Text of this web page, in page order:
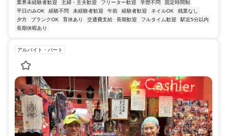
業界未経験者歓迎 主婦・主夫歓迎 フリーター歓迎 学歴不問
固定時間制
平日のみOK
経験不問 未経験者歓迎 午前 経験者歓迎 ネイルOK
残業なし
夕方
ブランクOK 育休あり 交通費支給 長期歓迎 フルタイム歓迎
駅近5分以内
長期休暇あり
アルバイト・パート